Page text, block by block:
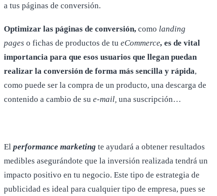
a tus páginas de conversión.
Optimizar las páginas de conversión, como landing
pages o fichas de productos de tu eCommerce, es de vital
importancia para que esos usuarios que llegan puedan
realizar la conversión de forma más sencilla y rápida,
como puede ser la compra de un producto, una descarga de
contenido a cambio de su e-mail, una suscripción…
El performance marketing te ayudará a obtener resultados
medibles asegurándote que la inversión realizada tendrá un
impacto positivo en tu negocio. Este tipo de estrategia de
publicidad es ideal para cualquier tipo de empresa, pues se